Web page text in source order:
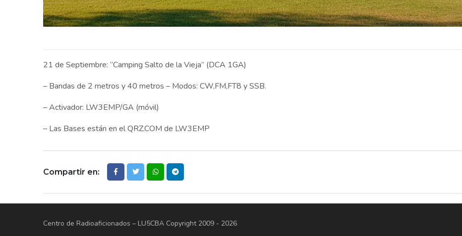
21 de Septiembre: “Camping Salto de la Vieja” (DCA 1GA)
– Bandas de 2 metros y 40 metros – Modos: CW,FM,FT8 y SSB.
– Activador: LW3EMP/GA (móvil)
– Las Bases están en el QRZ.COM de LW3EMP
Compartir en:
Centro de Radioaficionados – LU5CBA Copyright 2009 - 2026